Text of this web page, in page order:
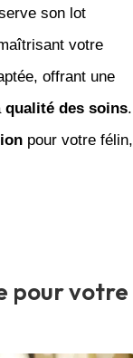
son lot
votre
offrant une
qualité des soins.
pour votre félin,
pour votre